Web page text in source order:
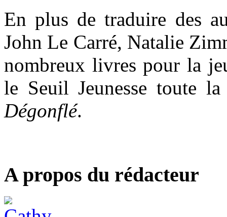
En plus de traduire des
John Le Carré, Natalie
nombreux livres pour la
le Seuil Jeunesse toute
Dégonflé.
A propos du rédacteur